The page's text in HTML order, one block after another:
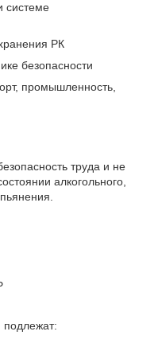
системе
РК
безопасности
промышленность,
труда и не
алкогольного,
подлежат: